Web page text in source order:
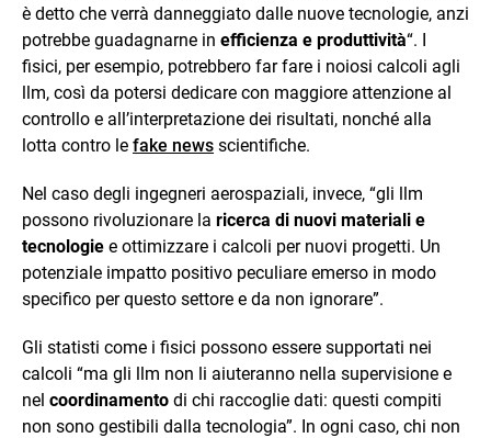
è detto che verrà danneggiato dalle nuove tecnologie, anzi
potrebbe guadagnarne in efficienza e produttività“. I
fisici, per esempio, potrebbero far fare i noiosi calcoli agli
llm, così da potersi dedicare con maggiore attenzione al
controllo e all’interpretazione dei risultati, nonché alla
lotta contro le fake news scientifiche.
Nel caso degli ingegneri aerospaziali, invece, “gli llm
possono rivoluzionare la ricerca di nuovi materiali e
tecnologie e ottimizzare i calcoli per nuovi progetti. Un
potenziale impatto positivo peculiare emerso in modo
specifico per questo settore e da non ignorare”.
Gli statisti come i fisici possono essere supportati nei
calcoli “ma gli llm non li aiuteranno nella supervisione e
nel coordinamento di chi raccoglie dati: questi compiti
non sono gestibili dalla tecnologia”. In ogni caso, chi non